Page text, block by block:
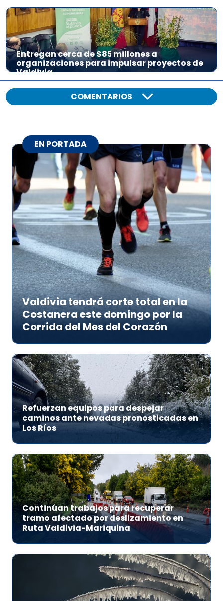
Entregan cerca de $85 millones a
organizaciones para impulsar proyectos de
Valdivia
COMENTARIOS
EN PORTADA
Valdivia tendrá corte total en la
Costanera este domingo por la
Corrida del Mes del Corazón
Refuerzan equipos para despejar
caminos ante nevadas pronosticadas en
Los Ríos
Continúan trabajos para recuperar
tramo afectado por deslizamiento en
Ruta Valdivia-Mariquina